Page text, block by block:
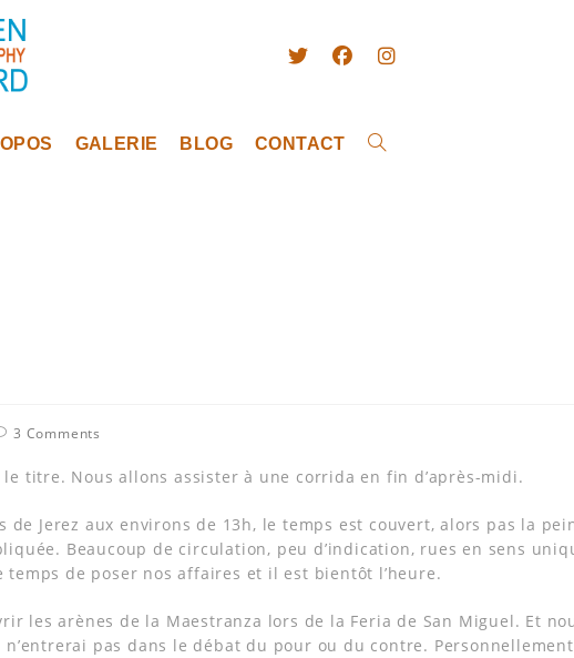
GALERIE BLOG CONTACT
3 Comments
titre. Nous allons assister à une corrida en fin d’après-midi.
Jerez aux environs de 13h, le temps est couvert, alors pas la
Beaucoup de circulation, peu d’indication, rues en sens
temps de poser nos affaires et il est bientôt l’heure.
les arènes de la Maestranza lors de la Feria de San Miguel. Et
pas dans le débat du pour ou du contre.